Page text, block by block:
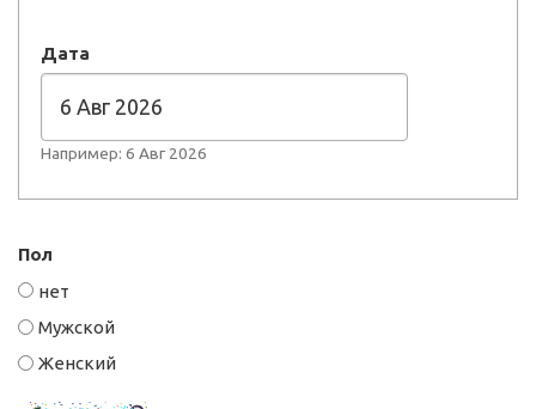
Дата
Например: 6 Авг 2026
Пол
нет
Мужской
Женский